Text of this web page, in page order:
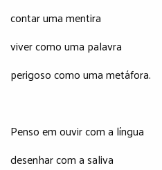
contar uma mentira
viver como uma palavra
perigoso como uma metáfora.
Penso em ouvir com a língua
desenhar com a saliva